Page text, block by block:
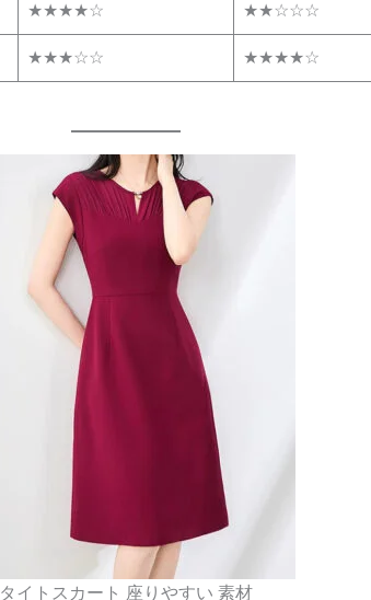
★★★★☆ ★★☆☆☆
★★★☆☆ ★★★★☆
タイトスカート 座りやすい 素材